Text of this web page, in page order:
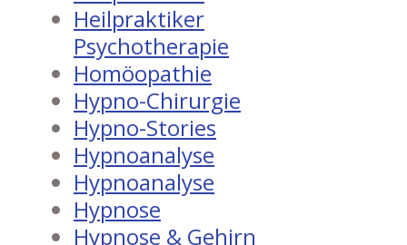
Heilpraktiker
Psychotherapie
Homöopathie
Hypno-Chirurgie
Hypno-Stories
Hypnoanalyse
Hypnoanalyse
Hypnose
Hypnose & Gehirn